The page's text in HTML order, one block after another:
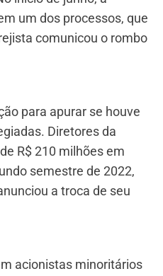
um dos processos, que
comunicou o rombo
para apurar se houve
Diretores da
R$ 210 milhões em
semestre de 2022,
a troca de seu
acionistas minoritários